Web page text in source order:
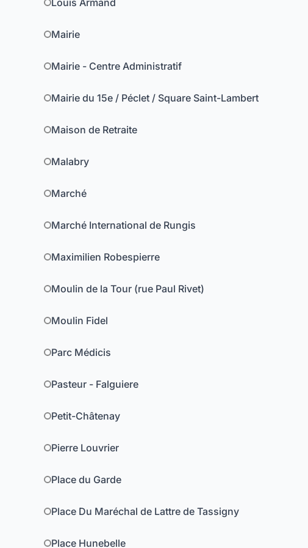
Louis Armand
Mairie
Mairie - Centre Administratif
Mairie du 15e / Péclet / Square Saint-Lambert
Maison de Retraite
Malabry
Marché
Marché International de Rungis
Maximilien Robespierre
Moulin de la Tour (rue Paul Rivet)
Moulin Fidel
Parc Médicis
Pasteur - Falguiere
Petit-Châtenay
Pierre Louvrier
Place du Garde
Place Du Maréchal de Lattre de Tassigny
Place Hunebelle